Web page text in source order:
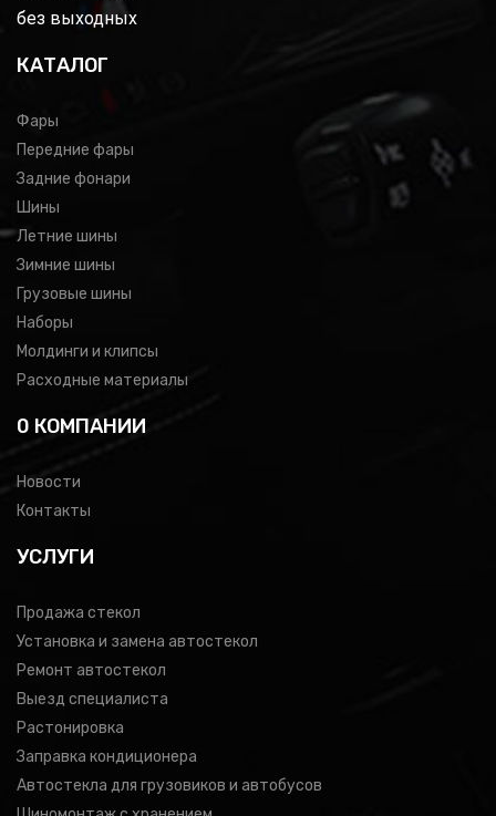
без выходных
КАТАЛОГ
Фары
Передние фары
Задние фонари
Шины
Летние шины
Зимние шины
Грузовые шины
Наборы
Молдинги и клипсы
Расходные материалы
0 КОМПАНИИ
Новости
Контакты
УСЛУГИ
Продажа стекол
Установка и замена автостекол
Ремонт автостекол
Выезд специалиста
Растонировка
Заправка кондиционера
Автостекла для грузовиков и автобусов